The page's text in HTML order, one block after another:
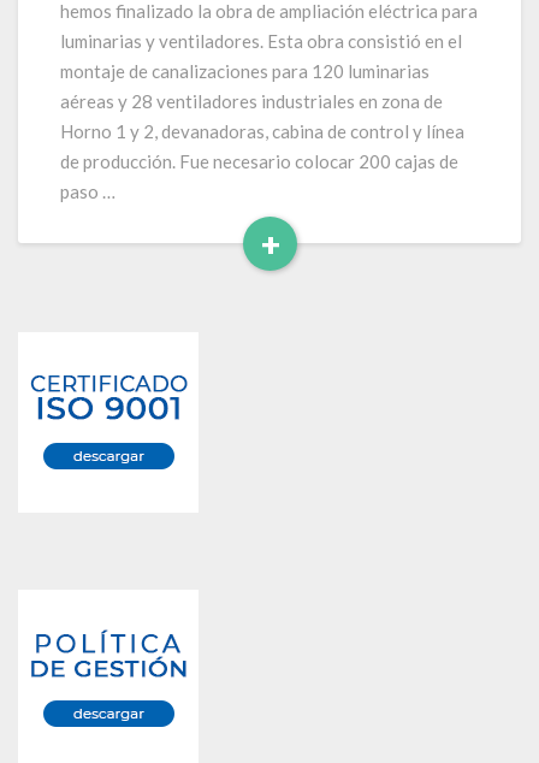
hemos finalizado la obra de ampliación eléctrica para
luminarias y ventiladores. Esta obra consistió en el
montaje de canalizaciones para 120 luminarias
aéreas y 28 ventiladores industriales en zona de
Horno 1 y 2, devanadoras, cabina de control y línea
de producción. Fue necesario colocar 200 cajas de
paso …
+
Leer